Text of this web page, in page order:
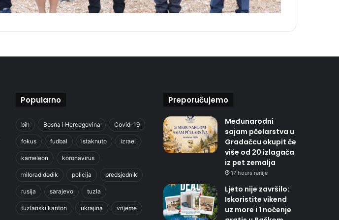
Popularno
bih Bosna i Hercegovina Covid-19
fokus fudbal istaknuto izrael
kameleon koronavirus
milorad dodik policija predsjednik
rusija sarajevo tuzla
tuzlanski kanton ukrajina vrijeme
Preporučujemo
Međunarodni
sajam pčelarstva u
Gradačcu okupit će
više od 20 izlagača
iz pet zemalja
17 hours ranije
Ljeto nije završilo:
Iskoristite vikend
uz more i 1 noćenje